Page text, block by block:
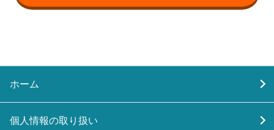
ホーム
個人情報の取り扱い